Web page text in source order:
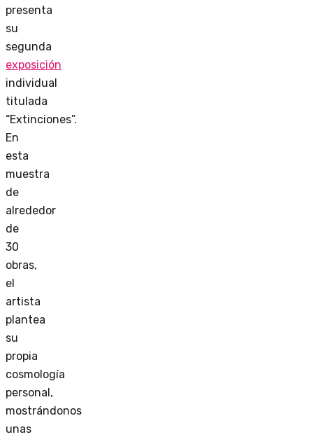
presenta
su
segunda
exposición
individual
titulada
“Extinciones”.
En
esta
muestra
de
alrededor
de
30
obras,
el
artista
plantea
su
propia
cosmología
personal,
mostrándonos
unas